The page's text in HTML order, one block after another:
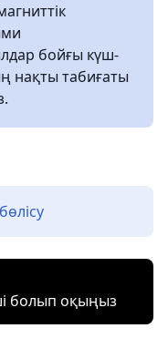
бойғы күш-
нақты табиғаты
болып оқыңыз